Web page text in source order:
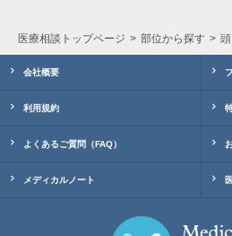
医療相談トップページ 部位から探す
会社概要
利用規約
よくあるご質問（FAQ）
メディカルノート